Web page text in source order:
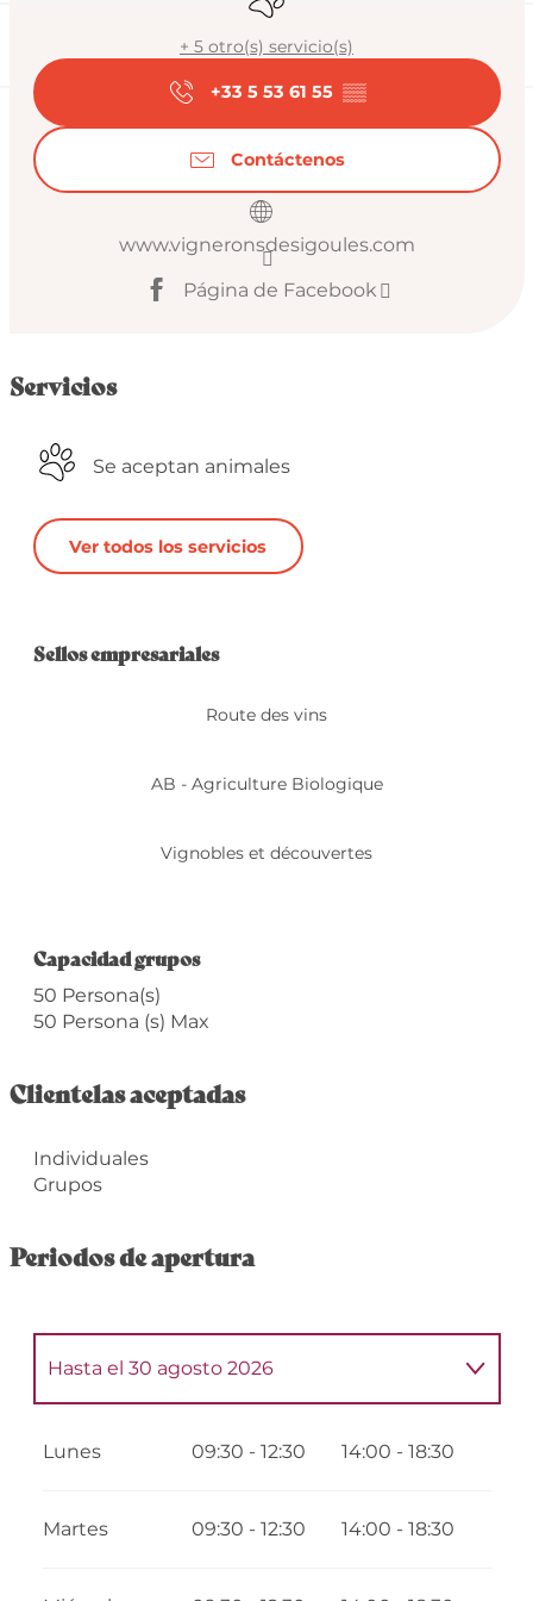
+ 5 otro(s) servicio(s)
+33 5 53 61 55 ▒▒
Contáctenos
www.vigneronsdesigoules.com
Página de Facebook
Servicios
Se aceptan animales
Ver todos los servicios
Oferta de
Sellos empresariales
Sellos empresariales
Route des vins
AB - Agriculture Biologique
Vignobles et découvertes
Capacidad grupos
Capacidad grupos
50 Persona(s)
50 Persona (s) Max
Clientelas aceptadas
Individuales
Grupos
Periodos de apertura
Hasta el 30 agosto 2026
2026
Lunes 09:30 - 12:30 14:00 - 18:30
Martes 09:30 - 12:30 14:00 - 18:30